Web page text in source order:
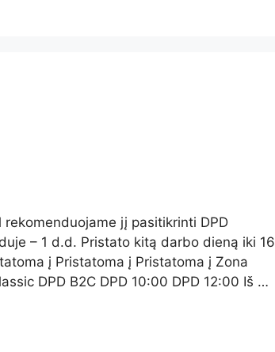
jį pasitikrinti DPD
– 1 d.d. Pristato kitą darbo dieną iki 16
į Pristatoma į Pristatoma į Zona
DPD B2C DPD 10:00 DPD 12:00 Iš …